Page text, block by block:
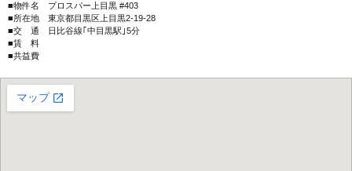
■物件名 プロスパー上目黒 #403
■所在地 東京都目黒区上目黒2-19-28
■交 通 日比谷線｢中目黒駅｣5分
■賃 料
■共益費